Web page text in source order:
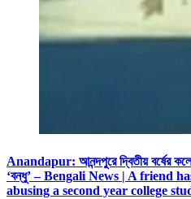
Anandapur: আনন্দপুরে দ্বিতীয় বর্ষের
‘বন্ধু’ – Bengali News | A friend
abusing a second year college